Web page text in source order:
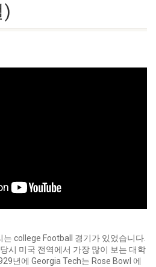
)
college Football 경기가 있었습니다.
시 미국 전역에서 가장 많이 보는 대학
년에 Georgia Tech는 Rose Bowl 에